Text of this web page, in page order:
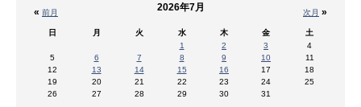
« 前月 次月 »
2026年7月
日 月 火 水 木 金
土
1
2 3
4
5
6 7 8 9 10
11
12
13 14 15 16 17
18
19
20 21 22 23 24
25
26
27 28 29 30 31